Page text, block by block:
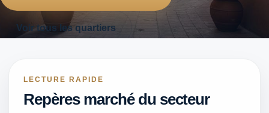
Voir tous les quartiers
LECTURE RAPIDE
Repères marché du secteur